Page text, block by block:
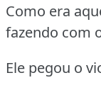
Como era
fazendo com
Ele pegou o